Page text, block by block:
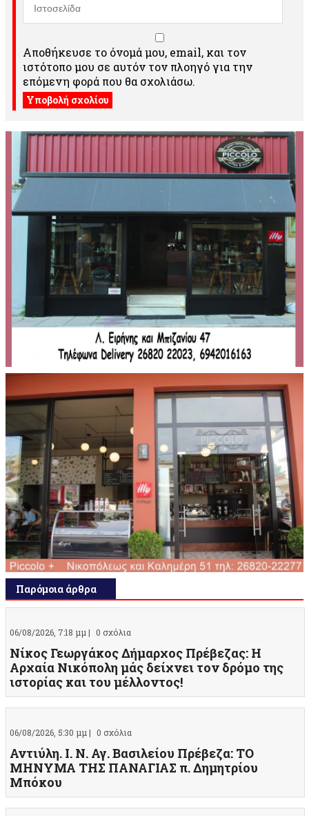
Αποθήκευσε το όνομά μου, email, και τον
ιστότοπο μου σε αυτόν τον πλοηγό για την
επόμενη φορά που θα σχολιάσω.
Παρόμοια άρθρα
06/08/2026, 7:18 μμ | 0 σχόλια
Νίκος Γεωργάκος Δήμαρχος Πρέβεζας: Η
Αρχαία Νικόπολη μάς δείχνει τον δρόμο της
ιστορίας και του μέλλοντος!
06/08/2026, 5:30 μμ | 0 σχόλια
Αντιύλη. Ι. Ν. Αγ. Βασιλείου Πρέβεζα: ΤΟ
ΜΗΝΥΜΑ ΤΗΣ ΠΑΝΑΓΙΑΣ π. Δημητρίου
Μπόκου